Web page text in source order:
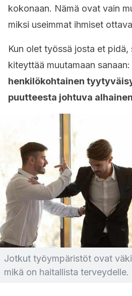
kokonaan. Nämä ovat vain
miksi useimmat ihmiset
Kun olet työssä josta et
kiteyttää muutamaan sanaan:
henkilökohtainen
puutteesta johtuva
Jotkut työympäristöt ovat
mikä on haitallista terveydelle.